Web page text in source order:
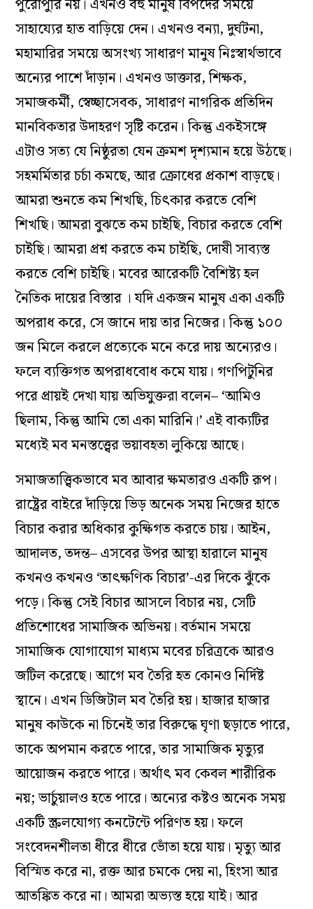
পুরোপুরি নয়। এখনও বহু মানুষ বিপদের সময়ে
সাহায্যের হাত বাড়িয়ে দেন। এখনও বন্যা, দুর্ঘটনা,
মহামারির সময়ে অসংখ্য সাধারণ মানুষ নিঃস্বার্থভাবে
অন্যের পাশে দাঁড়ান। এখনও ডাক্তার, শিক্ষক,
সমাজকর্মী, স্বেচ্ছাসেবক, সাধারণ নাগরিক প্রতিদিন
মানবিকতার উদাহরণ সৃষ্টি করেন। কিন্তু একইসঙ্গে
এটাও সত্য যে নিষ্ঠুরতা যেন ক্রমশ দৃশ্যমান হয়ে উঠছে।
সহমর্মিতার চর্চা কমছে, আর ক্রোধের প্রকাশ বাড়ছে।
আমরা শুনতে কম শিখছি, চিৎকার করতে বেশি
শিখছি। আমরা বুঝতে কম চাইছি, বিচার করতে বেশি
চাইছি। আমরা প্রশ্ন করতে কম চাইছি, দোষী সাব্যস্ত
করতে বেশি চাইছি। মবের আরেকটি বৈশিষ্ট্য হল
নৈতিক দায়ের বিস্তার । যদি একজন মানুষ একা একটি
অপরাধ করে, সে জানে দায় তার নিজের। কিন্তু ১০০
জন মিলে করলে প্রত্যেকে মনে করে দায় অন্যেরও।
ফলে ব্যক্তিগত অপরাধবোধ কমে যায়। গণপিটুনির
পরে প্রায়ই দেখা যায় অভিযুক্তরা বলেন– ‘আমিও
ছিলাম, কিন্তু আমি তো একা মারিনি।’ এই বাক্যটির
মধ্যেই মব মনস্তত্ত্বের ভয়াবহতা লুকিয়ে আছে।
সমাজতাত্ত্বিকভাবে মব আবার ক্ষমতারও একটি রূপ।
রাষ্ট্রের বাইরে দাঁড়িয়ে ভিড় অনেক সময় নিজের হাতে
বিচার করার অধিকার কুক্ষিগত করতে চায়। আইন,
আদালত, তদন্ত– এসবের উপর আস্থা হারালে মানুষ
কখনও কখনও ‘তাৎক্ষণিক বিচার’-এর দিকে ঝুঁকে
পড়ে। কিন্তু সেই বিচার আসলে বিচার নয়, সেটি
প্রতিশোধের সামাজিক অভিনয়। বর্তমান সময়ে
সামাজিক যোগাযোগ মাধ্যম মবের চরিত্রকে আরও
জটিল করেছে। আগে মব তৈরি হত কোনও নির্দিষ্ট
স্থানে। এখন ডিজিটাল মব তৈরি হয়। হাজার হাজার
মানুষ কাউকে না চিনেই তার বিরুদ্ধে ঘৃণা ছড়াতে পারে,
তাকে অপমান করতে পারে, তার সামাজিক মৃত্যুর
আয়োজন করতে পারে। অর্থাৎ মব কেবল শারীরিক
নয়; ভার্চুয়ালও হতে পারে। অন্যের কষ্টও অনেক সময়
একটি স্ক্রলযোগ্য কনটেন্টে পরিণত হয়। ফলে
সংবেদনশীলতা ধীরে ধীরে ভোঁতা হয়ে যায়। মৃত্যু আর
বিস্মিত করে না, রক্ত আর চমকে দেয় না, হিংসা আর
আতঙ্কিত করে না। আমরা অভ্যস্ত হয়ে যাই। আর